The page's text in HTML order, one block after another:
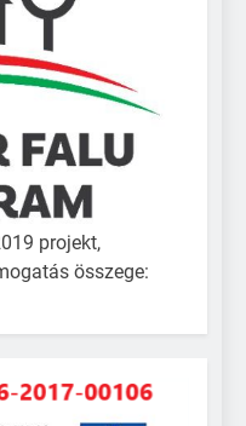
projekt,
összege: